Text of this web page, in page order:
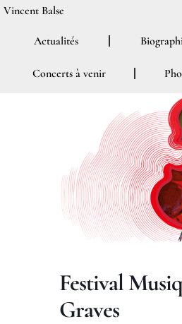
Aller
contenu
Vincent Balse
Actualités
Concerts à venir
Festival
Graves